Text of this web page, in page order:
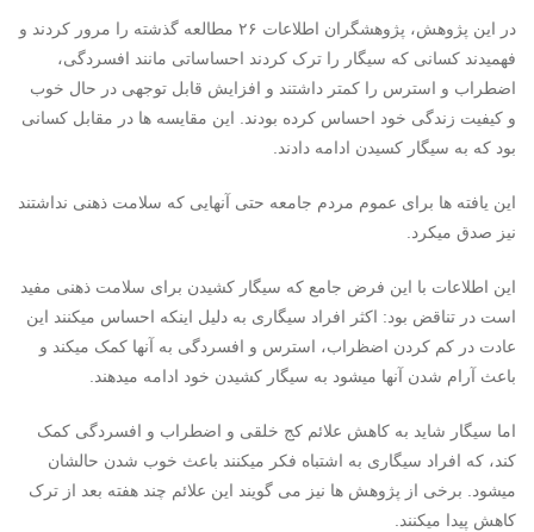
در این پژوهش، پژوهشگران اطلاعات ۲۶ مطالعه گذشته را مرور کردند و
فهمیدند کسانی که سیگار را ترک کردند احساساتی مانند افسردگی،
اضطراب و استرس را کمتر داشتند و افزایش قابل توجهی در حال خوب
و کیفیت زندگی خود احساس کرده بودند. این مقایسه ها در مقابل کسانی
بود که به سیگار کسیدن ادامه دادند.
این یافته ها برای عموم مردم جامعه حتی آنهایی که سلامت ذهنی نداشتند
نیز صدق میکرد.
این اطلاعات با این فرض جامع که سیگار کشیدن برای سلامت ذهنی مفید
است در تناقض بود: اکثر افراد سیگاری به دلیل اینکه احساس میکنند این
عادت در کم کردن اضظراب، استرس و افسردگی به آنها کمک میکند و
باعث آرام شدن آنها میشود به سیگار کشیدن خود ادامه میدهند.
اما سیگار شاید به کاهش علائم کج خلقی و اضطراب و افسردگی کمک
کند، که افراد سیگاری به اشتباه فکر میکنند باعث خوب شدن حالشان
میشود. برخی از پژوهش ها نیز می گویند این علائم چند هفته بعد از ترک
کاهش پیدا میکنند.